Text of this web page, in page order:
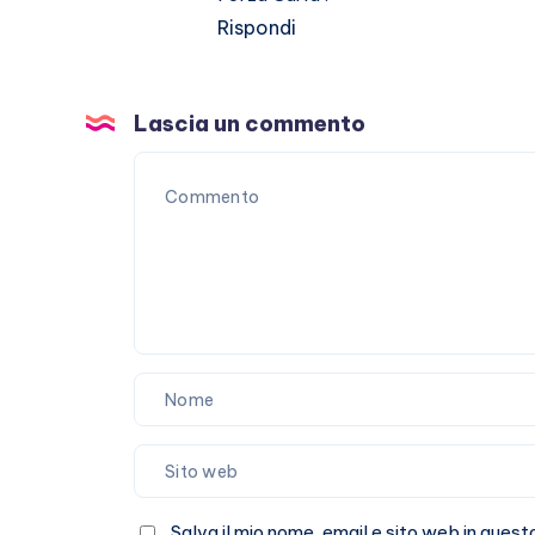
Rispondi
Lascia un commento